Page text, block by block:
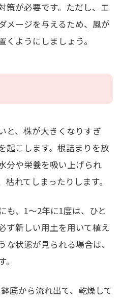
策が必要です。ただし、エ
メージを与えるため、風が
ようにしましょう。
と、株が大きくなりすぎ
起こします。根詰まりを放
分や栄養を吸い上げられ
れてしまったりします。
、 1～2年に1度は、ひと
ず新しい用土を用いて植え
状態が見られる場合は、
底から流れ出て、乾燥して